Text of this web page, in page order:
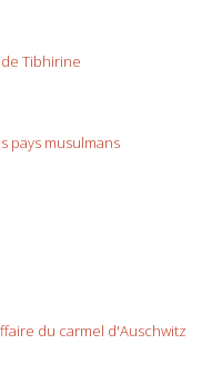
Tibhirine
pays musulmans
du carmel d'Auschwitz